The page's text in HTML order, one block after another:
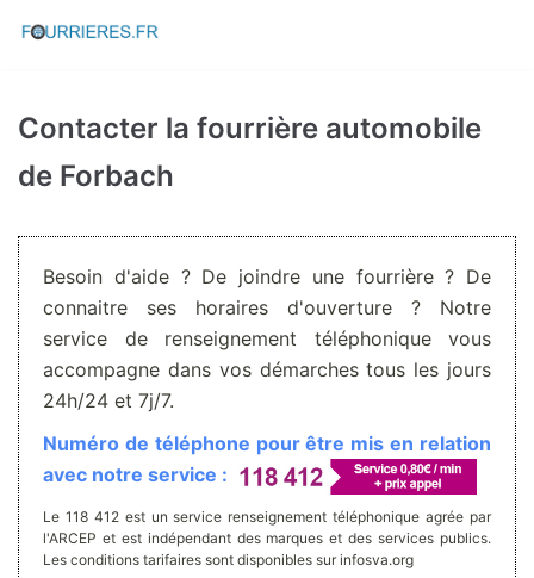
Aller
Contacter la fourrière automobile
de Forbach
Besoin d'aide ? De joindre une fourrière ? De
connaitre ses horaires d'ouverture ? Notre
service de renseignement téléphonique vous
accompagne dans vos démarches tous les jours
24h/24 et 7j/7.
Numéro de téléphone pour être mis en relation
avec notre service :
Le 118 412 est un service renseignement téléphonique agrée par
l'ARCEP et est indépendant des marques et des services publics.
Les conditions tarifaires sont disponibles sur infosva.org